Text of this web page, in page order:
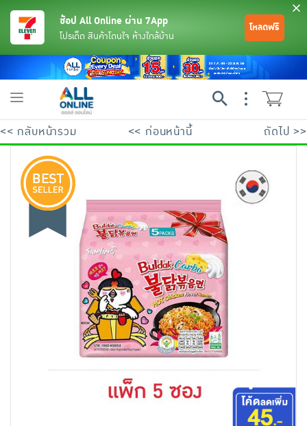
เครื่องดื่มและผงชงดื่ม
เครื่องปรุงรสและของแห้ง
ขนมขบเคี้ยว และช็อคโกแลต
อาหารสด ผัก ผลไม้และเบเกอรี่
ช้อป All Online ผ่าน 7App
โปรเด็ด สินค้าโดนใจ ห้างใกล้บ้าน
โหลดฟรี
Toggle
<< กลับหน้ารวม << ก่อนหน้านี้ ถัดไป >>